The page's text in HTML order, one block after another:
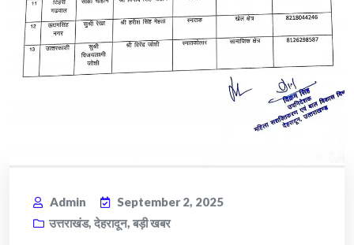
Admin
September 2, 2025
उत्तराखंड, देहरादून, बड़ी खबर